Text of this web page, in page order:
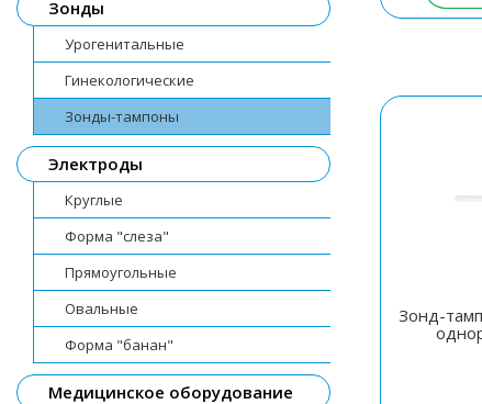
Зонды
Урогенитальные
Гинекологические
Зонды-тампоны
Электроды
Круглые
Форма "слеза"
Прямоугольные
Овальные
Форма "банан"
Медицинское оборудование
Зонд-